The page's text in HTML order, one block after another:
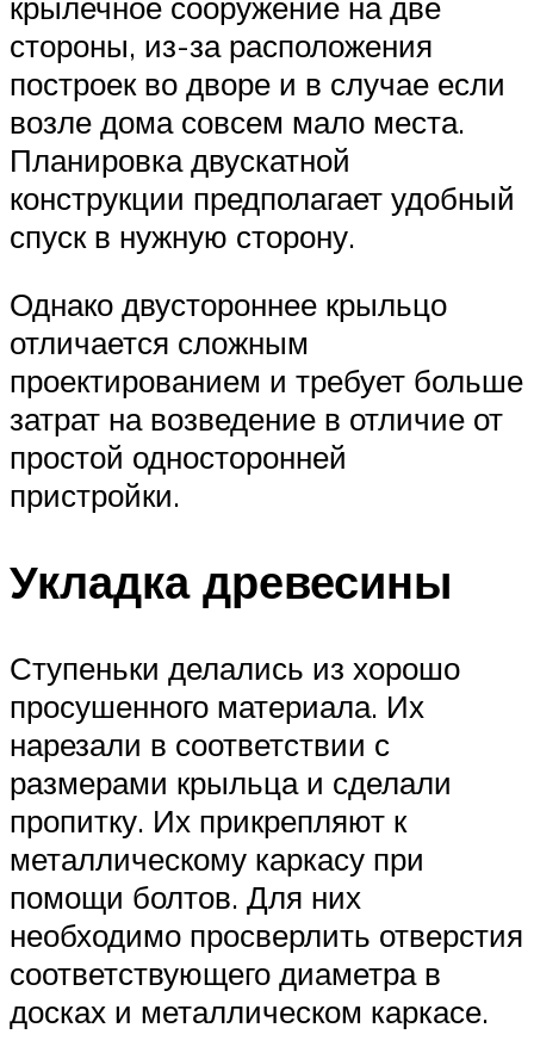
стороны, из-за расположения
построек во дворе и в случае если
возле дома совсем мало места.
Планировка двускатной
конструкции предполагает удобный
спуск в нужную сторону.
Однако двустороннее крыльцо
отличается сложным
проектированием и требует больше
затрат на возведение в отличие от
простой односторонней
пристройки.
Укладка древесины
Ступеньки делались из хорошо
просушенного материала. Их
нарезали в соответствии с
размерами крыльца и сделали
пропитку. Их прикрепляют к
металлическому каркасу при
помощи болтов. Для них
необходимо просверлить отверстия
соответствующего диаметра в
досках и металлическом каркасе.